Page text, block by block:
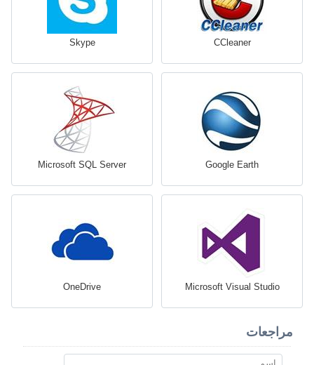
CCleaner
Skype
Google Earth
Microsoft SQL Server
Microsoft Visual Studio
OneDrive
مراجعات